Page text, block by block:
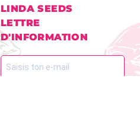
LINDA SEEDS
LETTRE
D'INFORMATION